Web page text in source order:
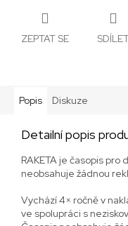
ZEPTAT SE
Popis Diskuze
Detailní popis
RAKETA je časopis pro
neobsahuje žádnou
Vychází 4× ročně v
ve spolupráci s